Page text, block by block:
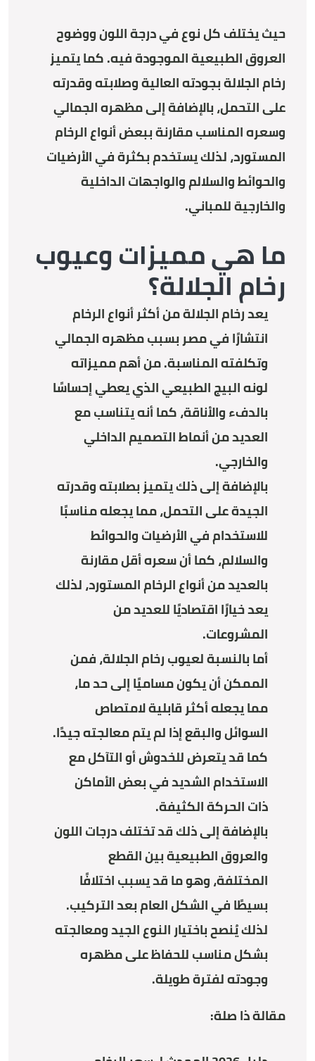
حيث يختلف كل نوع في درجة اللون ووضوح
العروق الطبيعية الموجودة فيه. كما يتميز
رخام الجلالة بجودته العالية وصلابته وقدرته
على التحمل، بالإضافة إلى مظهره الجمالي
وسعره المناسب مقارنة ببعض أنواع الرخام
المستورد، لذلك يستخدم بكثرة في الأرضيات
والحوائط والسلالم والواجهات الداخلية
والخارجية للمباني.
ما هي مميزات وعيوب
رخام الجلالة؟
يعد رخام الجلالة من أكثر أنواع الرخام
انتشارًا في مصر بسبب مظهره الجمالي
وتكلفته المناسبة. من أهم مميزاته
لونه البيج الطبيعي الذي يعطي إحساسًا
بالدفء والأناقة، كما أنه يتناسب مع
العديد من أنماط التصميم الداخلي
والخارجي.
بالإضافة إلى ذلك يتميز بصلابته وقدرته
الجيدة على التحمل، مما يجعله مناسبًا
للاستخدام في الأرضيات والحوائط
والسلالم، كما أن سعره أقل مقارنة
بالعديد من أنواع الرخام المستورد، لذلك
يعد خيارًا اقتصاديًا للعديد من
المشروعات.
أما بالنسبة لعيوب رخام الجلالة، فمن
الممكن أن يكون مساميًا إلى حد ما،
مما يجعله أكثر قابلية لامتصاص
السوائل والبقع إذا لم يتم معالجته جيدًا.
كما قد يتعرض للخدوش أو التآكل مع
الاستخدام الشديد في بعض الأماكن
ذات الحركة الكثيفة.
بالإضافة إلى ذلك قد تختلف درجات اللون
والعروق الطبيعية بين القطع
المختلفة، وهو ما قد يسبب اختلافًا
بسيطًا في الشكل العام بعد التركيب.
لذلك يُنصح باختيار النوع الجيد ومعالجته
بشكل مناسب للحفاظ على مظهره
وجودته لفترة طويلة.
مقالة ذا صلة: